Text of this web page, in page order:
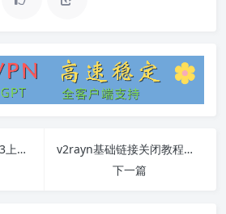
Shadowsocks在iOS 13上的完整指南
v2rayn基础链接关闭教程及常见问题解答
下一篇